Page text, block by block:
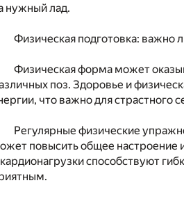
нужный лад.
Физическая подготовка: важно
Физическая форма может
поз. Здоровье и
что важно для страстного
Регулярные физические
повысить общее настроение
способствуют